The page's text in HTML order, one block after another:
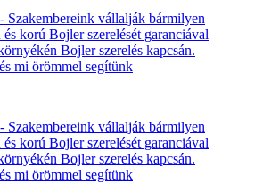
Szakembereink vállalják bármilyen
korú Bojler szerelését garanciával
Bojler szerelés kapcsán.
mi örömmel segítünk
Szakembereink vállalják bármilyen
korú Bojler szerelését garanciával
Bojler szerelés kapcsán.
mi örömmel segítünk